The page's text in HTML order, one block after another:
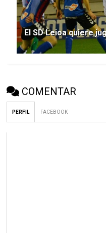
El SD Leioa quiere
COMENTAR
PERFIL FACEBOOK